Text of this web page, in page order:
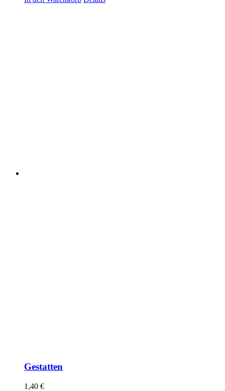
Gestatten
1,40 €